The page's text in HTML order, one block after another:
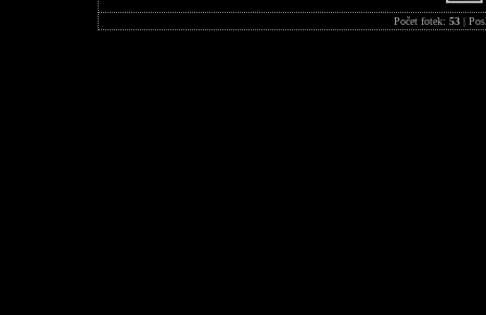
Počet fotek: 53|